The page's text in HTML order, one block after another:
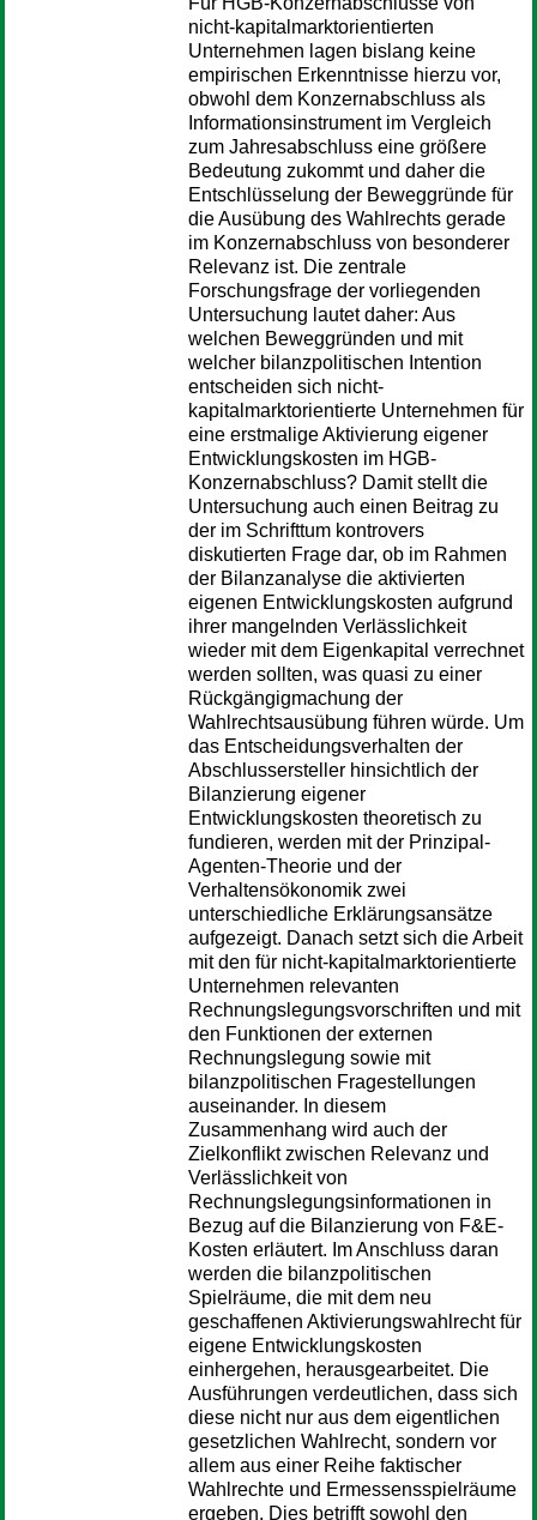
nicht-kapitalmarktorientierten
Unternehmen lagen bislang keine
empirischen Erkenntnisse hierzu vor,
obwohl dem Konzernabschluss als
Informationsinstrument im Vergleich
zum Jahresabschluss eine größere
Bedeutung zukommt und daher die
Entschlüsselung der Beweggründe für
die Ausübung des Wahlrechts gerade
im Konzernabschluss von besonderer
Relevanz ist. Die zentrale
Forschungsfrage der vorliegenden
Untersuchung lautet daher: Aus
welchen Beweggründen und mit
welcher bilanzpolitischen Intention
entscheiden sich nicht-
kapitalmarktorientierte Unternehmen für
eine erstmalige Aktivierung eigener
Entwicklungskosten im HGB-
Konzernabschluss? Damit stellt die
Untersuchung auch einen Beitrag zu
der im Schrifttum kontrovers
diskutierten Frage dar, ob im Rahmen
der Bilanzanalyse die aktivierten
eigenen Entwicklungskosten aufgrund
ihrer mangelnden Verlässlichkeit
wieder mit dem Eigenkapital verrechnet
werden sollten, was quasi zu einer
Rückgängigmachung der
Wahlrechtsausübung führen würde. Um
das Entscheidungsverhalten der
Abschlussersteller hinsichtlich der
Bilanzierung eigener
Entwicklungskosten theoretisch zu
fundieren, werden mit der Prinzipal-
Agenten-Theorie und der
Verhaltensökonomik zwei
unterschiedliche Erklärungsansätze
aufgezeigt. Danach setzt sich die Arbeit
mit den für nicht-kapitalmarktorientierte
Unternehmen relevanten
Rechnungslegungsvorschriften und mit
den Funktionen der externen
Rechnungslegung sowie mit
bilanzpolitischen Fragestellungen
auseinander. In diesem
Zusammenhang wird auch der
Zielkonflikt zwischen Relevanz und
Verlässlichkeit von
Rechnungslegungsinformationen in
Bezug auf die Bilanzierung von F&E-
Kosten erläutert. Im Anschluss daran
werden die bilanzpolitischen
Spielräume, die mit dem neu
geschaffenen Aktivierungswahlrecht für
eigene Entwicklungskosten
einhergehen, herausgearbeitet. Die
Ausführungen verdeutlichen, dass sich
diese nicht nur aus dem eigentlichen
gesetzlichen Wahlrecht, sondern vor
allem aus einer Reihe faktischer
Wahlrechte und Ermessensspielräume
ergeben. Dies betrifft sowohl den